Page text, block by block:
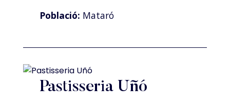
Població: Mataró
Pastisseria Uñó